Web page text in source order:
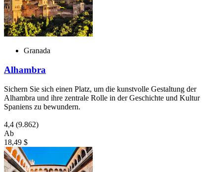
Granada
Alhambra
Sichern Sie sich einen Platz, um die kunstvolle Gestaltung der
Alhambra und ihre zentrale Rolle in der Geschichte und Kultur
Spaniens zu bewundern.
4,4 (9.862)
Ab
18,49 $